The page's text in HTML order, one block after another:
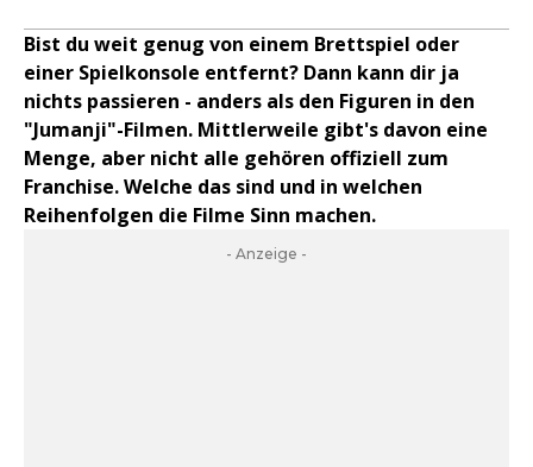
Bist du weit genug von einem Brettspiel oder
einer Spielkonsole entfernt? Dann kann dir ja
nichts passieren - anders als den Figuren in den
"Jumanji"-Filmen. Mittlerweile gibt's davon eine
Menge, aber nicht alle gehören offiziell zum
Franchise. Welche das sind und in welchen
Reihenfolgen die Filme Sinn machen.
- Anzeige -